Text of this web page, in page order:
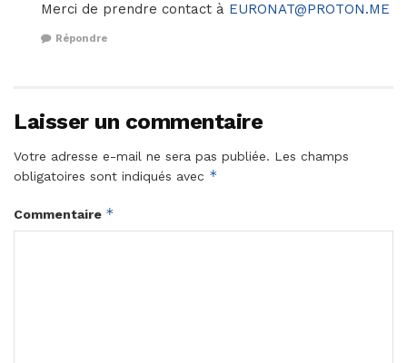
Merci de prendre contact à EURONAT@PROTON.ME
Répondre
Laisser un commentaire
Votre adresse e-mail ne sera pas publiée. Les champs
obligatoires sont indiqués avec *
Commentaire *